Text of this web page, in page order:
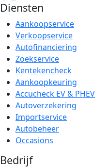
Diensten
Aankoopservice
Verkoopservice
Autofinanciering
Zoekservice
Kentekencheck
Aankoopkeuring
Accucheck EV & PHEV
Autoverzekering
Importservice
Autobeheer
Occasions
Bedrijf